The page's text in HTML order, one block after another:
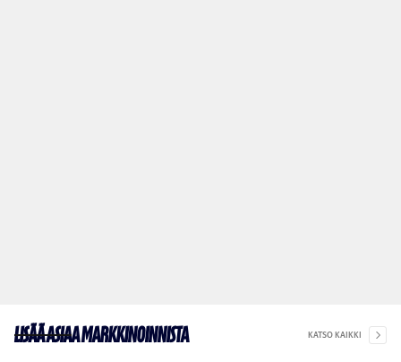
Lisää asiaa markkinoinnista KATSO KAIKKI